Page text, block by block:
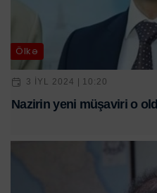
Ölkə
3 IYL 2024 | 10:20
Nazirin yeni müşaviri o